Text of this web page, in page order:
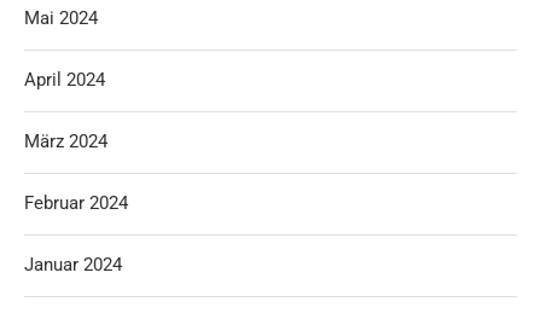
Mai 2024
April 2024
März 2024
Februar 2024
Januar 2024